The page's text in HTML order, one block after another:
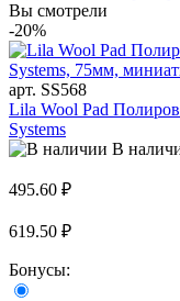
Вы смотрели
-20%
арт. SS568
Lila Wool Pad
Systems
В
495.60 ₽
619.50 ₽
Бонусы: